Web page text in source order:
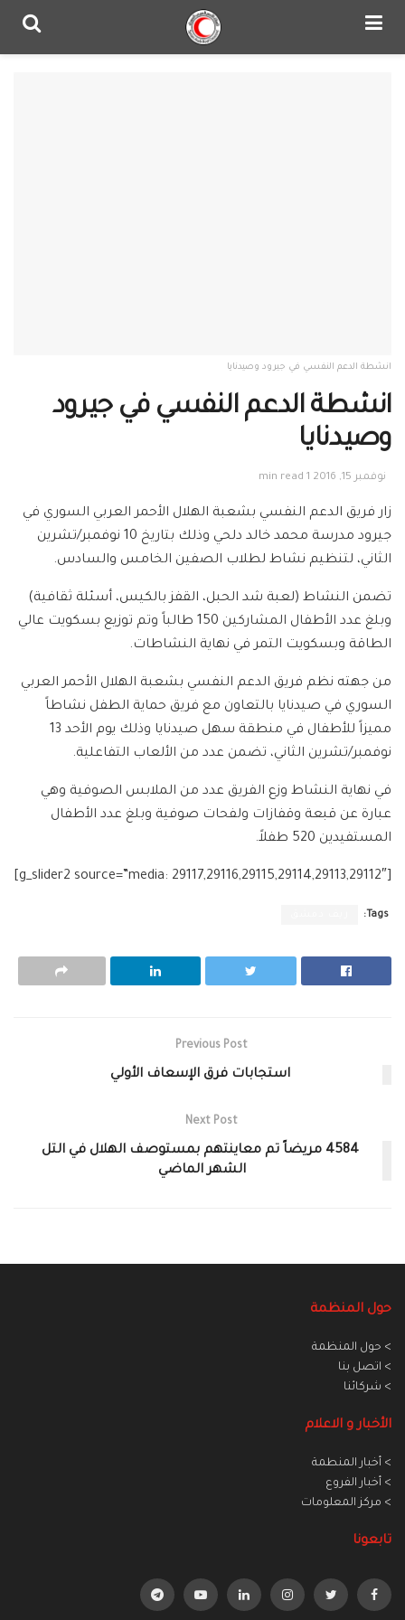
انشطة الدعم النفسي في جيرود وصيدنايا
انشطة الدعم النفسي في جيرود
وصيدنايا
نوفمبر 15, 2016 1 min read
زار فريق الدعم النفسي بشعبة الهلال الأحمر العربي السوري في
جيرود مدرسة محمد خالد دلحي وذلك بتاريخ 10 نوفمبر/تشرين
الثاني، لتنظيم نشاط لطلاب الصفين الخامس والسادس.
تضمن النشاط (لعبة شد الحبل، القفز بالكيس، أسئلة ثقافية)
وبلغ عدد الأطفال المشاركين 150 طالباً وتم توزيع بسكويت عالي
الطاقة وبسكويت التمر في نهاية النشاطات.
من جهته نظم فريق الدعم النفسي بشعبة الهلال الأحمر العربي
السوري في صيدنايا بالتعاون مع فريق حماية الطفل نشاطاً
مميزاً للأطفال في منطقة سهل صيدنايا وذلك يوم الأحد 13
نوفمبر/تشرين الثاني، تضمن عدد من الألعاب التفاعلية.
في نهاية النشاط وزع الفريق عدد من الملابس الصوفية وهي
عبارة عن قبعة وقفازات ولفحات صوفية وبلغ عدد الأطفال
المستفيدين 520 طفلاً.
[g_slider2 source=”media: 29117,29116,29115,29114,29113,29112″]
Tags:
Previous Post
استجابات فرق الإسعاف الأولي
Next Post
4584 مريضاً تم معاينتهم بمستوصف الهلال في التل
الشهر الماضي ‎
حول المنظمة
> حول المنظمة
> اتصل بنا
> شركائنا
الأخبار و الاعلام
> أخبار المنطمة
> أخبار الفروع
> مركز المعلومات
تابعونا